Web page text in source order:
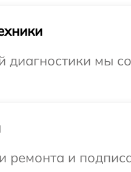
диагностики мы
ремонта и